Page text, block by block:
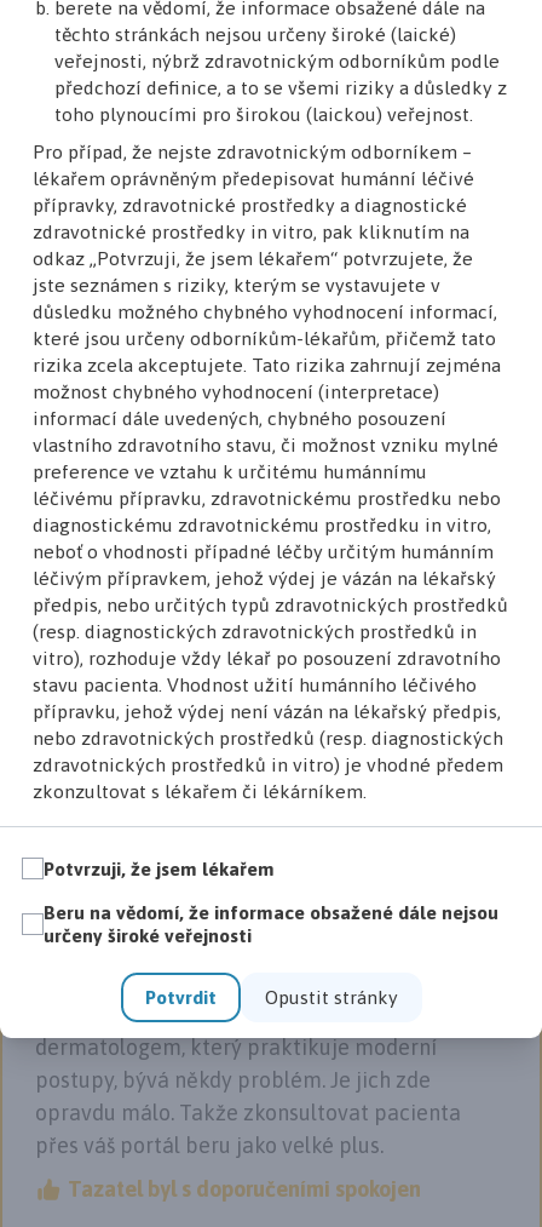
Reakce: 2
Dobrý den,
pokud je pacient v erytrodermii, doporučuji
nejprve histologicky potvrdit, že se jedná stale o
atopickou dermatitidu a vyloučit kožní T
lymfom.
prof. MUDr. Spyridon Gkalpakiotis,
Ph.D., MBA
10. 12. 2025 21:50
Dobrý den,
souhlas s panem profesorem. Určitě provést
kožní biopsii a referovat do centra.
S pozdravy
FR
doc. MUDr. Filip Rob, Ph.D.
Vyjádření lékaře k doporučení kolegia
Určitě mi názor kolegů pomohl, působím zrovna
v kraji, kde spojit se s erudovaným
dermatologem, který praktikuje moderní
postupy, bývá někdy problém. Je jich zde
opravdu málo. Takže zkonsultovat pacienta
přes váš portál beru jako velké plus.
Tazatel byl s doporučeními spokojen
berete na vědomí, že informace obsažené dále na
těchto stránkách nejsou určeny široké (laické)
veřejnosti, nýbrž zdravotnickým odborníkům podle
předchozí definice, a to se všemi riziky a důsledky z
toho plynoucími pro širokou (laickou) veřejnost.
Pro případ, že nejste zdravotnickým odborníkem –
lékařem oprávněným předepisovat humánní léčivé
přípravky, zdravotnické prostředky a diagnostické
zdravotnické prostředky in vitro, pak kliknutím na
odkaz „Potvrzuji, že jsem lékařem“ potvrzujete, že
jste seznámen s riziky, kterým se vystavujete v
důsledku možného chybného vyhodnocení informací,
které jsou určeny odborníkům-lékařům, přičemž tato
rizika zcela akceptujete. Tato rizika zahrnují zejména
možnost chybného vyhodnocení (interpretace)
informací dále uvedených, chybného posouzení
vlastního zdravotního stavu, či možnost vzniku mylné
preference ve vztahu k určitému humánnímu
léčivému přípravku, zdravotnickému prostředku nebo
diagnostickému zdravotnickému prostředku in vitro,
neboť o vhodnosti případné léčby určitým humánním
léčivým přípravkem, jehož výdej je vázán na lékařský
předpis, nebo určitých typů zdravotnických prostředků
(resp. diagnostických zdravotnických prostředků in
vitro), rozhoduje vždy lékař po posouzení zdravotního
stavu pacienta. Vhodnost užití humánního léčivého
přípravku, jehož výdej není vázán na lékařský předpis,
nebo zdravotnických prostředků (resp. diagnostických
zdravotnických prostředků in vitro) je vhodné předem
zkonzultovat s lékařem či lékárníkem.
Potvrzuji, že jsem lékařem
Beru na vědomí, že informace obsažené dále nejsou
určeny široké veřejnosti
Potvrdit Opustit stránky